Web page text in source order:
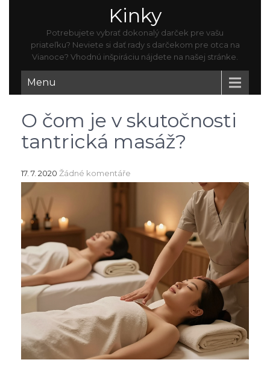
Kinky
Potrebujete vybrať dokonalý darček pre vašu
priateľku? Neviete si dať rady s darčekom pre otca na
Vianoce? Vhodnú inšpiráciu nájdete na našej stránke.
Menu
O čom je v skutočnosti
tantrická masáž?
17. 7. 2020 Žádné komentáře